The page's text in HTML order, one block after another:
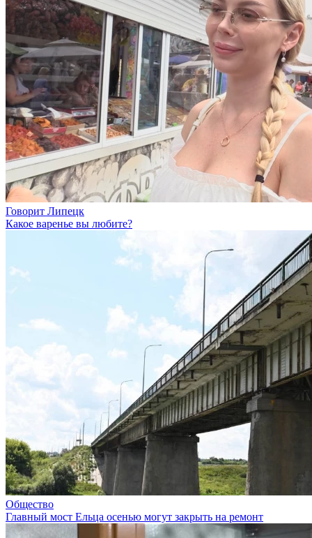
Говорит Липецк
Какое варенье вы любите?
Общество
Главный мост Ельца осенью могут закрыть на ремонт